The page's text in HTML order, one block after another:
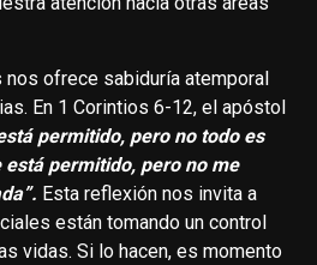
nos ofrece sabiduría atemporal
En 1 Corintios 6-12, el apóstol
permitido, pero no todo es
permitido, pero no me
Esta reflexión nos invita a
están tomando un control
vidas. Si lo hacen, es momento